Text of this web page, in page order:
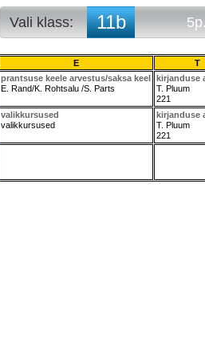
Vali klass: 11b
10c
10d
10e
11e
5p. tunniplaan
E T
prantsuse keele arvestus/saksa keel
E. Rand/K. Rohtsalu /S. Parts
kirjanduse
T. Pluum
221
valikkursused
valikkursused
kirjanduse
T. Pluum
221